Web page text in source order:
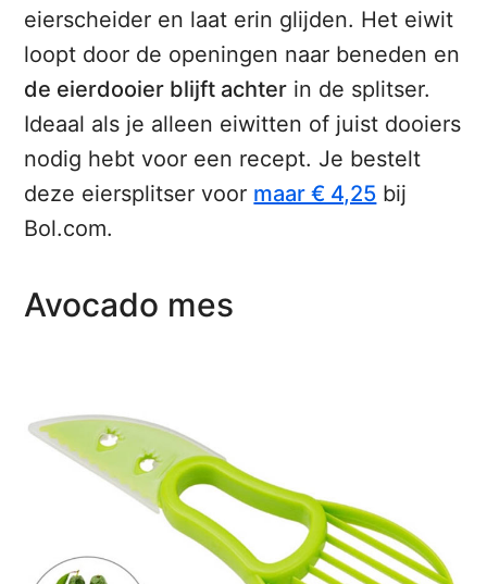
eierscheider en laat erin glijden. Het eiwit
loopt door de openingen naar beneden en
de eierdooier blijft achter in de splitser.
Ideaal als je alleen eiwitten of juist dooiers
nodig hebt voor een recept. Je bestelt
deze eiersplitser voor maar € 4,25 bij
Bol.com.
Avocado mes